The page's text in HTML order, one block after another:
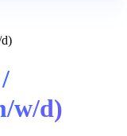
w/d)